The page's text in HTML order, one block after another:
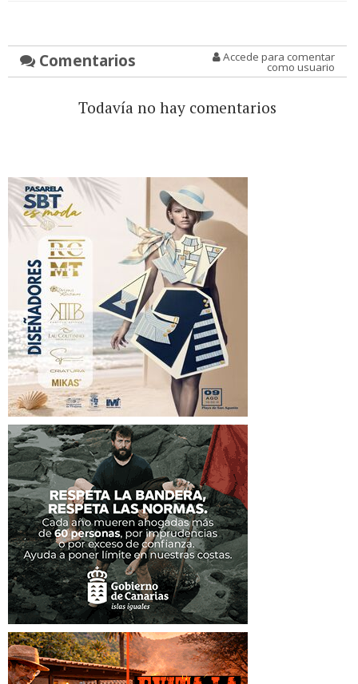
Comentarios Accede para comentar
como usuario
Todavía no hay comentarios